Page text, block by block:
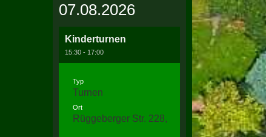
07.08.2026
Kinderturnen
15:30 - 17:00
Typ
Turnen
Ort
Rüggeberger Str. 228, 58256 Ennepetal